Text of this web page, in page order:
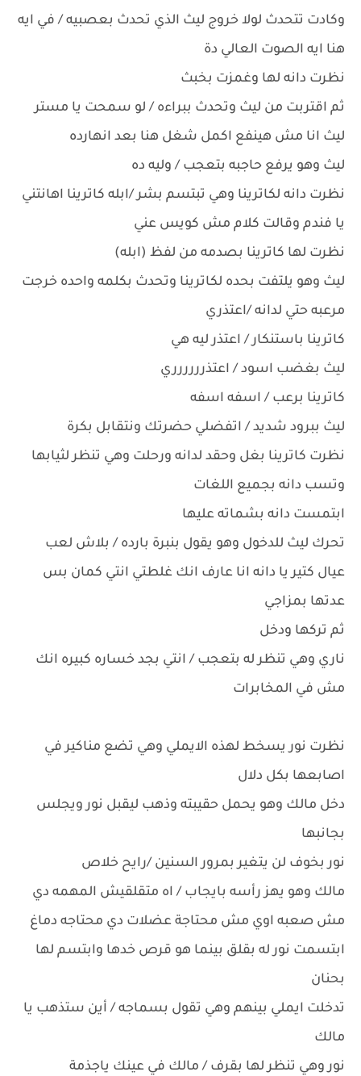
وكادت تتحدث لولا خروج ليث الذي تحدث بعصبيه / في ايه
هنا ايه الصوت العالي دة
نظرت دانه لها وغمزت بخبث
ثم اقتربت من ليث وتحدث ببراءه / لو سمحت يا مستر
ليث انا مش هينفع اكمل شغل هنا بعد انهارده
ليث وهو يرفع حاجبه بتعجب / وليه ده
نظرت دانه لكاترينا وهي تبتسم بشر /ابله كاترينا اهانتني
يا فندم وقالت كلام مش كويس عني
نظرت لها كاترينا بصدمه من لفظ (ابله)
ليث وهو يلتفت بحده لكاترينا وتحدث بكلمه واحده خرجت
مرعبه حتي لدانه /اعتذري
كاترينا باستنكار / اعتذر ليه هي
ليث بغضب اسود / اعتذرررررري
كاترينا برعب / اسفه اسفه
ليث ببرود شديد / اتفضلي حضرتك ونتقابل بكرة
نظرت كاترينا بغل وحقد لدانه ورحلت وهي تنظر لثيابها
وتسب دانه بجميع اللغات
ابتمست دانه بشماته عليها
تحرك ليث للدخول وهو يقول بنبرة بارده / بلاش لعب
عيال كتير يا دانه انا عارف انك غلطتي انتي كمان بس
عدتها بمزاجي
ثم تركها ودخل
ناري وهي تنظر له بتعجب / انتي بجد خساره كبيره انك
مش في المخابرات
نظرت نور يسخط لهذه الايملي وهي تضع مناكير في
اصابعها بكل دلال
دخل مالك وهو يحمل حقيبته وذهب ليقبل نور ويجلس
بجانبها
نور بخوف لن يتغير بمرور السنين /رايح خلاص
مالك وهو يهز رأسه بايجاب / اه متقلقيش المهمه دي
مش صعبه اوي مش محتاجة عضلات دي محتاجه دماغ
ابتسمت نور له بقلق بينما هو قرص خدها وابتسم لها
بحنان
تدخلت ايملي بينهم وهي تقول بسماجه / أين ستذهب يا
مالك
نور وهي تنظر لها بقرف / مالك في عينك ياجذمة